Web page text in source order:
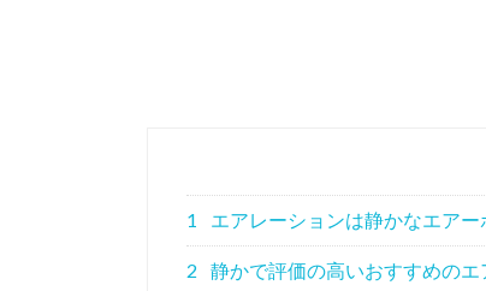
1 エアレーションは静かなエア
2 静かで評価の高いおすすめのエ